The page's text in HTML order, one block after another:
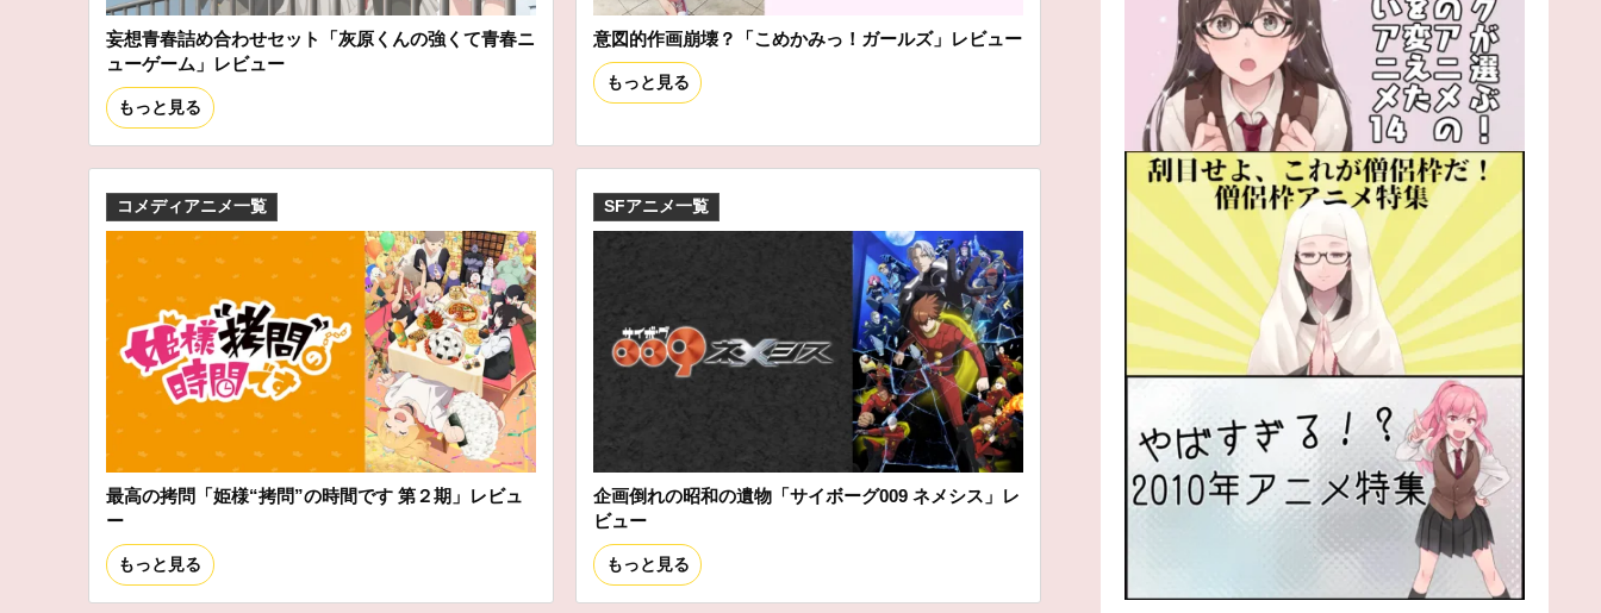
妄想青春詰め合わせセット「灰原くんの強くて青春ニ
ューゲーム」レビュー
もっと見る
意図的作画崩壊？「こめかみっ！ガールズ」レビュー
もっと見る
コメディアニメ一覧
最高の拷問「姫様“拷問”の時間です 第２期」レビュ
ー
もっと見る
SFアニメ一覧
企画倒れの昭和の遺物「サイボーグ009 ネメシス」レ
ビュー
もっと見る